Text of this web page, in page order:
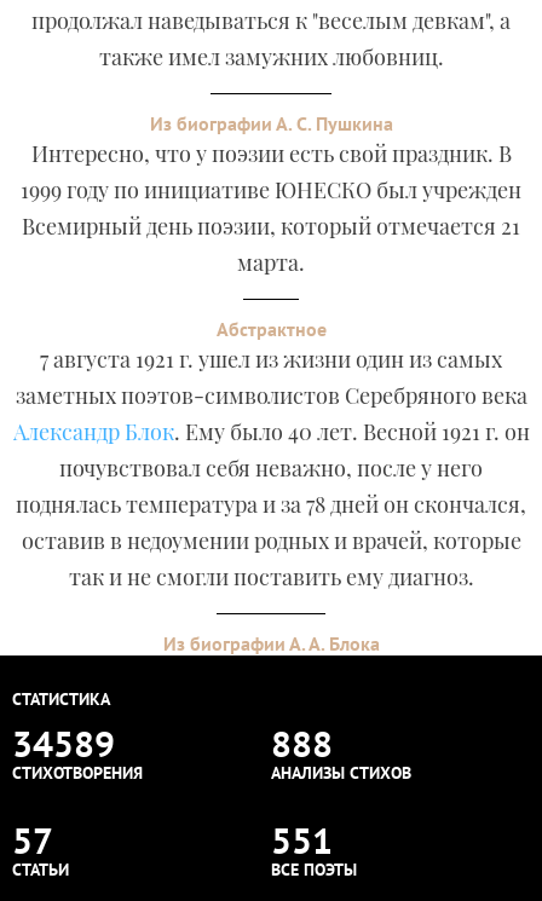
продолжал наведываться к "веселым девкам", а
также имел замужних любовниц.
Из биографии А. С. Пушкина
Интересно, что у поэзии есть свой праздник. В
1999 году по инициативе ЮНЕСКО был учрежден
Всемирный день поэзии, который отмечается 21
марта.
Абстрактное
7 августа 1921 г. ушел из жизни один из самых
заметных поэтов-символистов Серебряного века
Александр Блок. Ему было 40 лет. Весной 1921 г. он
почувствовал себя неважно, после у него
поднялась температура и за 78 дней он скончался,
оставив в недоумении родных и врачей, которые
так и не смогли поставить ему диагноз.
Из биографии А. А. Блока
СТАТИСТИКА
34589
СТИХОТВОРЕНИЯ
888
АНАЛИЗЫ СТИХОВ
57
СТАТЬИ
551
ВСЕ ПОЭТЫ